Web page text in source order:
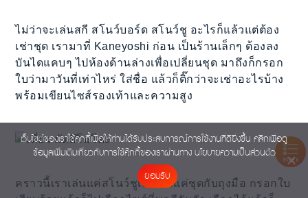
ไม่ว่าจะเล่นสกี สโนว์บอร์ด สโนว์ชู อะไรก็แล้วแต่ต้อง
เช่าชุด เรามาที่ Kaneyoshi ก่อน เป็นร้านเล็กๆ ต้องลง
บันไดแคบๆ ไปห้องด้านล่างเพื่อเปลี่ยนชุด มาถึงก็กรอก
ใบว่ามาวันที่เท่าไหร่ ใส่ชื่อ แล้วก็ติ๊กว่าจะเช่าอะไรบ้าง
พร้อมเขียนไซส์รองเท้าและความสูง
คราวนี้เราเล่นแค่สโนว์ชูเลยเช่าแค่ชุดกับถุงมือ กรอกใบ
INDEX
เว็บไซต์ของเราใช้คุกกี้เพื่อให้ท่านได้รับประสบการณ์การใช้งานที่ดียิ่งขึ้น คลิกเพื่อดู
ข้อมูลเพิ่มเติมเกี่ยวกับการใช้คุ๊กกี้ของเราผ่านทาง นโยบายความเป็นส่วนตัว
ยอมรับ